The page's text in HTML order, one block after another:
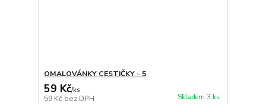
OMALOVÁNKY CESTIČKY - 5
59 Kč/ks
59 Kč bez DPH Skladem 3 ks